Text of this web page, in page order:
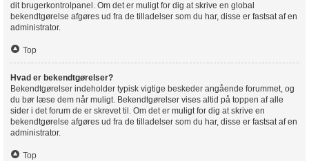
dit brugerkontrolpanel. Om det er muligt for dig at skrive en global
bekendtgørelse afgøres ud fra de tilladelser som du har, disse er fastsat af en
administrator.
Top
Hvad er bekendtgørelser?
Bekendtgørelser indeholder typisk vigtige beskeder angående forummet, og
du bør læse dem når muligt. Bekendtgørelser vises altid på toppen af alle
sider i det forum de er skrevet til. Om det er muligt for dig at skrive en
bekendtgørelse afgøres ud fra de tilladelser som du har, disse er fastsat af en
administrator.
Top